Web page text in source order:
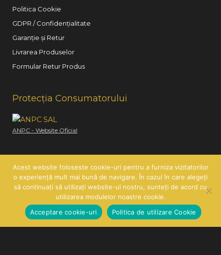
Politica Cookie
GDPR / Confidențialitate
Garanție și Retur
Livrarea Produselor
Formular Retur Produs
Protecția Consumatorului
ANPC - Website Oficial
Copyright © 2026Hair Line| SC HAIR LINE SRL | CUI:
RO21260585 | J26/419/2007
Acest website foloseste cookie-uri pentru a furniza vizitatorilor
o experiență mult mai bună de navigare. În cazul în care alegeți
să continuați să utilizați website-ul nostru, sunteți de acord cu
utilizarea modulelor noastre cookie.
Acceptare cookie-uri
Politica de utilizare Cookie